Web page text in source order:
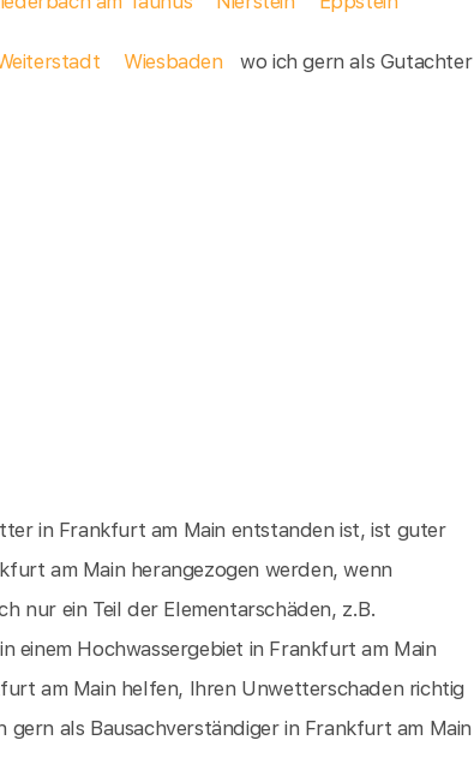
Wiesbaden wo ich gern als Gutachter
in Frankfurt am Main entstanden ist, ist guter
am Main herangezogen werden, wenn
nur ein Teil der Elementarschäden, z.B.
einem Hochwassergebiet in Frankfurt am Main
am Main helfen, Ihren Unwetterschaden richtig
als Bausachverständiger in Frankfurt am Main